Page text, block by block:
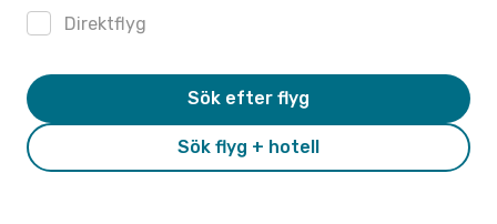
Direktflyg
Sök flyg + hotell
Sök efter flyg